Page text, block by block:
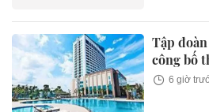
Tập
công bố
6 giờ